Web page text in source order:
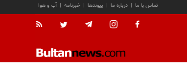
آب و هوا | خبرنامه | پیوندها | درباره ما | تماس با ما